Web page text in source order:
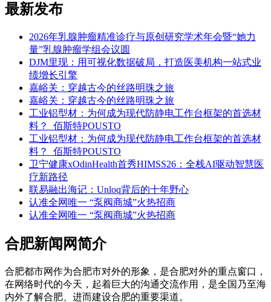
最新发布
2026年乳腺肿瘤精准诊疗与原创研究学术年会暨“她力
量”乳腺肿瘤学组会议圆
DJM里现：用可视化数据破局，打造医美机构一站式业
绩增长引擎
嘉峪关：穿越古今的丝路明珠之旅
嘉峪关：穿越古今的丝路明珠之旅
工业铝型材：为何成为现代防静电工作台框架的首选材
料？_佰斯特POUSTO
工业铝型材：为何成为现代防静电工作台框架的首选材
料？_佰斯特POUSTO
卫宁健康xOdinHealth首秀HIMSS26：全栈AI驱动智慧医
疗新路径
联易融出海记：Unloq背后的十年野心
认准全网唯一 “泵阀商城”火热招商
认准全网唯一 “泵阀商城”火热招商
合肥新闻网简介
合肥都市网作为合肥市对外的形象，是合肥对外的重点窗口，
在网络时代的今天，起着巨大的沟通交流作用，是全国乃至海
内外了解合肥、进而建设合肥的重要渠道。